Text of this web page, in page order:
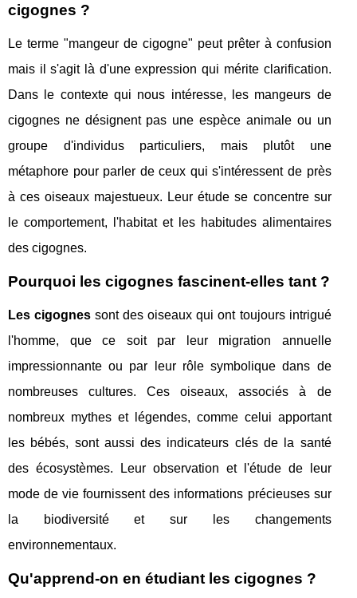
cigognes ?
Le terme "mangeur de cigogne" peut prêter à confusion
mais il s'agit là d'une expression qui mérite clarification.
Dans le contexte qui nous intéresse, les mangeurs de
cigognes ne désignent pas une espèce animale ou un
groupe d'individus particuliers, mais plutôt une
métaphore pour parler de ceux qui s'intéressent de près
à ces oiseaux majestueux. Leur étude se concentre sur
le comportement, l'habitat et les habitudes alimentaires
des cigognes.
Pourquoi les cigognes fascinent-elles tant ?
Les cigognes sont des oiseaux qui ont toujours intrigué
l'homme, que ce soit par leur migration annuelle
impressionnante ou par leur rôle symbolique dans de
nombreuses cultures. Ces oiseaux, associés à de
nombreux mythes et légendes, comme celui apportant
les bébés, sont aussi des indicateurs clés de la santé
des écosystèmes. Leur observation et l'étude de leur
mode de vie fournissent des informations précieuses sur
la biodiversité et sur les changements
environnementaux.
Qu'apprend-on en étudiant les cigognes ?